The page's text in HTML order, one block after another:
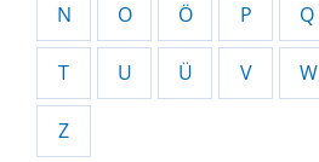
N O Ö P Q
T U Ü V W
Z